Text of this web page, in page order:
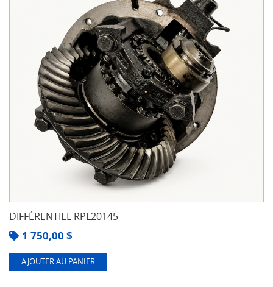
DIFFÉRENTIEL RPL20145
1 750,00 $
AJOUTER AU PANIER